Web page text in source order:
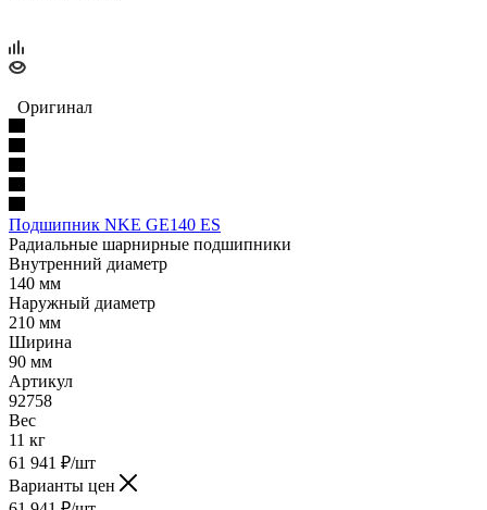
Оригинал
Подшипник NKE GE140 ES
Радиальные шарнирные подшипники
Внутренний диаметр
140 мм
Наружный диаметр
210 мм
Ширина
90 мм
Артикул
92758
Вес
11 кг
61 941 ₽/шт
Варианты цен